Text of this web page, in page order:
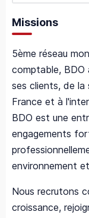
Missions
5ème réseau
comptable, BDO
ses clients, de
France et à
BDO est une
engagements
environnement
Nous recrutons
croissance,